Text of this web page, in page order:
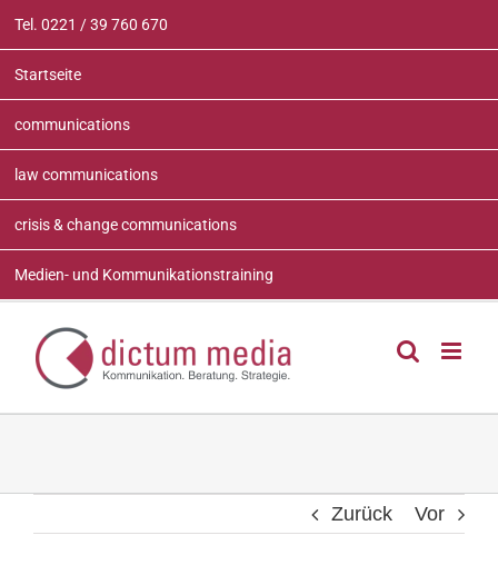
Inhalt
springen
Tel. 0221 / 39 760 670
Startseite
communications
law communications
crisis & change communications
Medien- und Kommunikationstraining
Zurück Vor